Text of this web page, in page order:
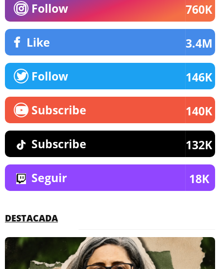
Follow 760K
Like 3.4M
Follow 146K
Subscribe 140K
Subscribe 132K
Seguir 18K
DESTACADA